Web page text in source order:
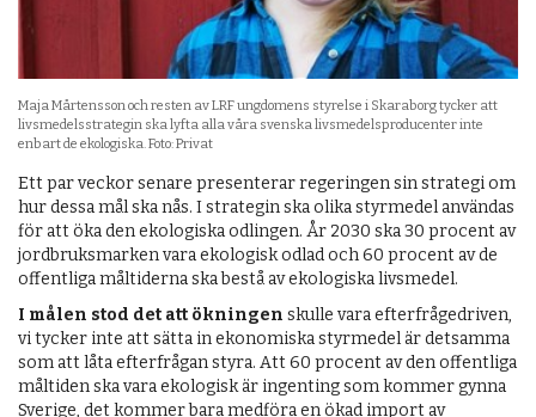
Maja Mårtensson och resten av LRF ungdomens styrelse i Skaraborg tycker att
livsmedelsstrategin ska lyfta alla våra svenska livsmedelsproducenter inte
enbart de ekologiska. Foto: Privat
Ett par veckor senare presenterar regeringen sin strategi om
hur dessa mål ska nås. I strategin ska olika styrmedel användas
för att öka den ekologiska odlingen. År 2030 ska 30 procent av
jordbruksmarken vara ekologisk odlad och 60 procent av de
offentliga måltiderna ska bestå av ekologiska livsmedel.
I målen stod det att ökningen skulle vara efterfrågedriven,
vi tycker inte att sätta in ekonomiska styrmedel är detsamma
som att låta efterfrågan styra. Att 60 procent av den offentliga
måltiden ska vara ekologisk är ingenting som kommer gynna
Sverige, det kommer bara medföra en ökad import av